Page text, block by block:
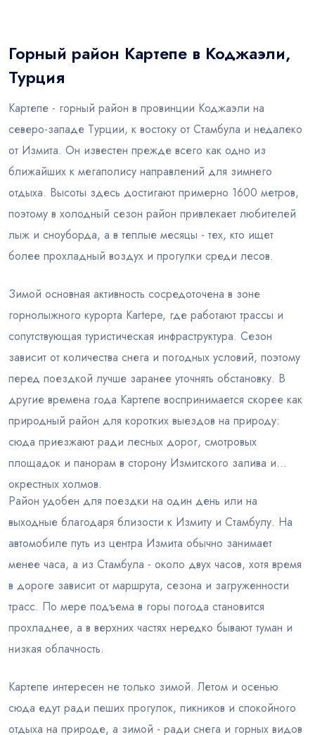
Горный район Картепе в Коджаэли,
Турция
Картепе - горный район в провинции Коджаэли на
северо-западе Турции, к востоку от Стамбула и недалеко
от Измита. Он известен прежде всего как одно из
ближайших к мегаполису направлений для зимнего
отдыха. Высоты здесь достигают примерно 1600 метров,
поэтому в холодный сезон район привлекает любителей
лыж и сноуборда, а в теплые месяцы - тех, кто ищет
более прохладный воздух и прогулки среди лесов.
Зимой основная активность сосредоточена в зоне
горнолыжного курорта Kartepe, где работают трассы и
сопутствующая туристическая инфраструктура. Сезон
зависит от количества снега и погодных условий, поэтому
перед поездкой лучше заранее уточнять обстановку. В
другие времена года Картепе воспринимается скорее как
природный район для коротких выездов на природу:
сюда приезжают ради лесных дорог, смотровых
площадок и панорам в сторону Измитского залива и
окрестных холмов.
Район удобен для поездки на один день или на
выходные благодаря близости к Измиту и Стамбулу. На
автомобиле путь из центра Измита обычно занимает
менее часа, а из Стамбула - около двух часов, хотя время
в дороге зависит от маршрута, сезона и загруженности
трасс. По мере подъема в горы погода становится
прохладнее, а в верхних частях нередко бывают туман и
низкая облачность.
Картепе интересен не только зимой. Летом и осенью
сюда едут ради пеших прогулок, пикников и спокойного
отдыха на природе, а зимой - ради снега и горных видов